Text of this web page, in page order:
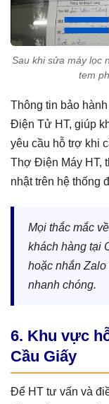
Sau khi sửa máy lọc
tem
Thông tin bảo
Điện Tử HT, giúp
yêu cầu hỗ trợ khi
Thợ Điện Máy HT,
nhật trên hệ thống
Mọi thắc mắc
khách hàng tại
hoặc nhắn
nhanh chóng.
6. Khu vực
Cầu Giấy
Để HT tư vấn và